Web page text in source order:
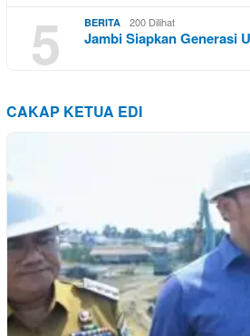
5
BERITA 200 Dilihat
Jambi Siapkan Generasi
CAKAP KETUA EDI